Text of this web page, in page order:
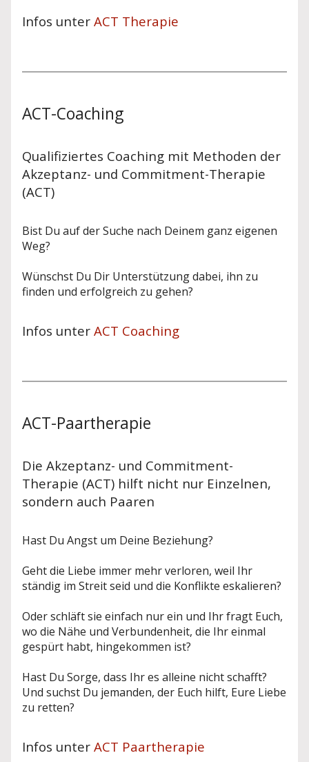
Infos unter ACT Therapie
ACT-Coaching
Qualifiziertes Coaching mit Methoden der
Akzeptanz- und Commitment-Therapie
(ACT)
Bist Du auf der Suche nach Deinem ganz eigenen
Weg?
Wünschst Du Dir Unterstützung dabei, ihn zu
finden und erfolgreich zu gehen?
Infos unter ACT Coaching
ACT-Paartherapie
Die Akzeptanz- und Commitment-
Therapie (ACT) hilft nicht nur Einzelnen,
sondern auch Paaren
Hast Du Angst um Deine Beziehung?
Geht die Liebe immer mehr verloren, weil Ihr
ständig im Streit seid und die Konflikte eskalieren?
Oder schläft sie einfach nur ein und Ihr fragt Euch,
wo die Nähe und Verbundenheit, die Ihr einmal
gespürt habt, hingekommen ist?
Hast Du Sorge, dass Ihr es alleine nicht schafft?
Und suchst Du jemanden, der Euch hilft, Eure Liebe
zu retten?
Infos unter ACT Paartherapie